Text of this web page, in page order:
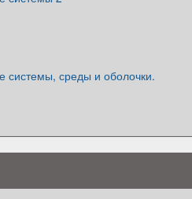
системы, среды и оболочки.